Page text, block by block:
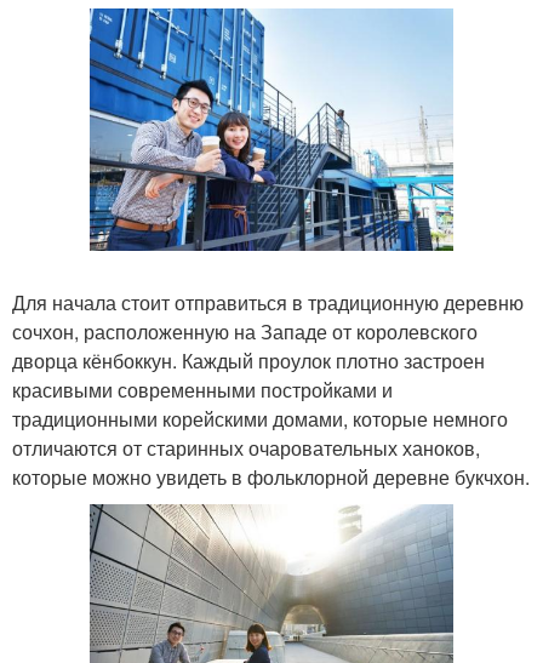
Для начала стоит отправиться в традиционную деревню
сочхон, расположенную на Западе от королевского
дворца кёнбоккун. Каждый проулок плотно застроен
красивыми современными постройками и
традиционными корейскими домами, которые немного
отличаются от старинных очаровательных ханоков,
которые можно увидеть в фольклорной деревне букчхон.